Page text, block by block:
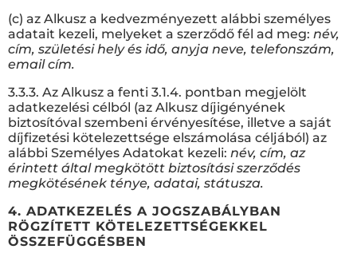
(c) az Alkusz a kedvezményezett alábbi személyes
adatait kezeli, melyeket a szerződő fél ad meg: név,
cím, születési hely és idő, anyja neve, telefonszám,
email cím.
3.3.3. Az Alkusz a fenti 3.1.4. pontban megjelölt
adatkezelési célból (az Alkusz díjigényének
biztosítóval szembeni érvényesítése, illetve a saját
díjfizetési kötelezettsége elszámolása céljából) az
alábbi Személyes Adatokat kezeli: név, cím, az
érintett által megkötött biztosítási szerződés
megkötésének ténye, adatai, státusza.
4. ADATKEZELÉS A JOGSZABÁLYBAN
RÖGZÍTETT KÖTELEZETTSÉGEKKEL
ÖSSZEFÜGGÉSBEN